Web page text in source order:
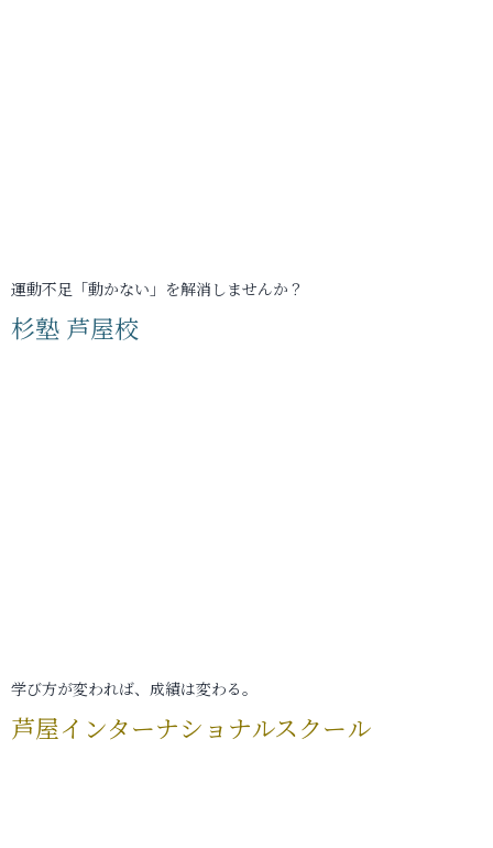
運動不足「動かない」を解消しませんか？
杉塾 芦屋校
学び方が変われば、成績は変わる。
芦屋インターナショナルスクール